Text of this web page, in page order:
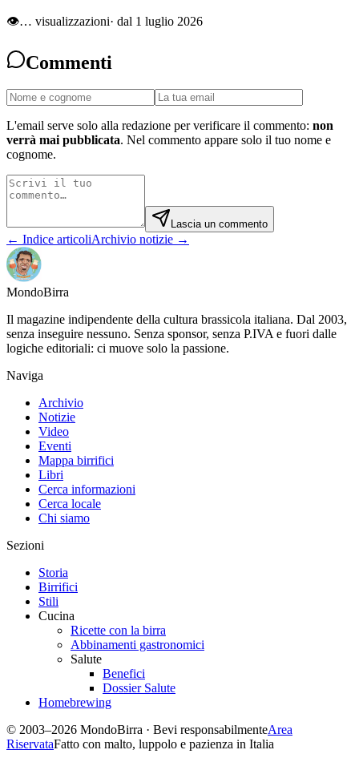
👁… visualizzazioni· dal 1 luglio 2026
Commenti
L'email serve solo alla redazione per verificare il commento: non
verrà mai pubblicata. Nel commento appare solo il tuo nome e
cognome.
Lascia un commento
← Indice articoliArchivio notizie →
MondoBirra
Il magazine indipendente della cultura brassicola italiana. Dal 2003,
senza inseguire nessuno. Senza sponsor, senza P.IVA e fuori dalle
logiche editoriali: ci muove solo la passione.
Naviga
Archivio
Notizie
Video
Eventi
Mappa birrifici
Libri
Cerca informazioni
Cerca locale
Chi siamo
Sezioni
Storia
Birrifici
Stili
Cucina
Ricette con la birra
Abbinamenti gastronomici
Salute
Benefici
Dossier Salute
Homebrewing
© 2003–2026 MondoBirra · Bevi responsabilmenteArea
RiservataFatto con malto, luppolo e pazienza in Italia